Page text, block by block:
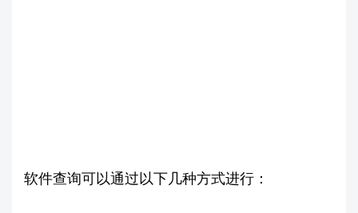
软件查询可以通过以下几种方式进行：